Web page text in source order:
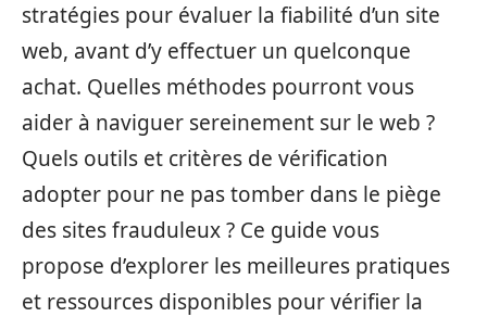
stratégies pour évaluer la fiabilité d’un site
web, avant d’y effectuer un quelconque
achat. Quelles méthodes pourront vous
aider à naviguer sereinement sur le web ?
Quels outils et critères de vérification
adopter pour ne pas tomber dans le piège
des sites frauduleux ? Ce guide vous
propose d’explorer les meilleures pratiques
et ressources disponibles pour vérifier la